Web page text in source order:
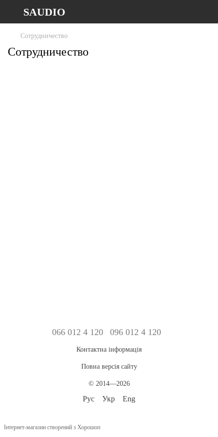
SAUDIO
Сотрудничество
Сотрудничество
066 012 4 120 096 012 4 120
Контактна інформація
Повна версія сайту
© 2014—2026
Рус Укр Eng
Інтернет-магазин створений з Хорошоп